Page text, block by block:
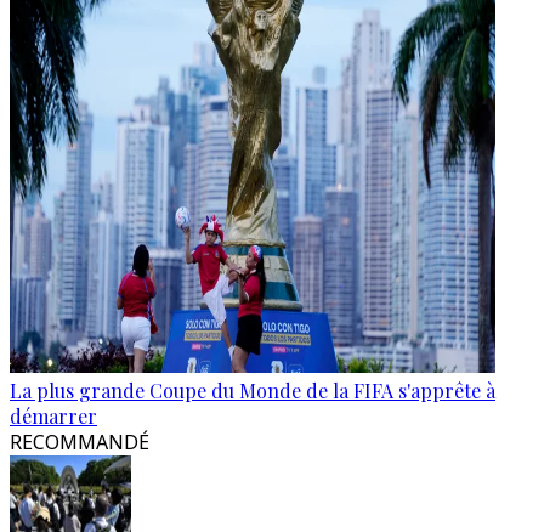
La plus grande Coupe du Monde de la FIFA s'apprête à
démarrer
RECOMMANDÉ